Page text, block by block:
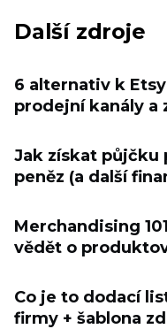
Další zdroje
6 alternativ k
prodejní kanály a
Jak získat půjčku
peněz (a další
Merchandising
vědět o
Co je to dodací
firmy + šablona